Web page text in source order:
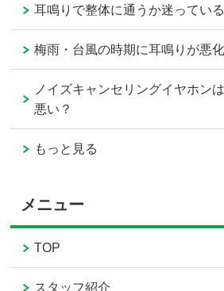
耳鳴りで整体に通うか迷ってい
梅雨・台風の時期に耳鳴りが悪
ノイズキャンセリングイヤホン
悪い？
もっと見る
メニュー
TOP
スタッフ紹介